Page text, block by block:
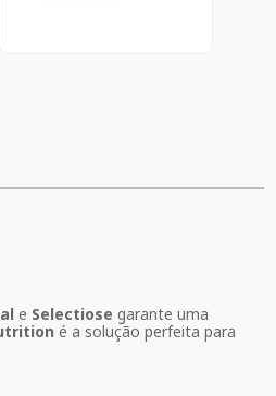
e Selectiose garante uma
é a solução perfeita para